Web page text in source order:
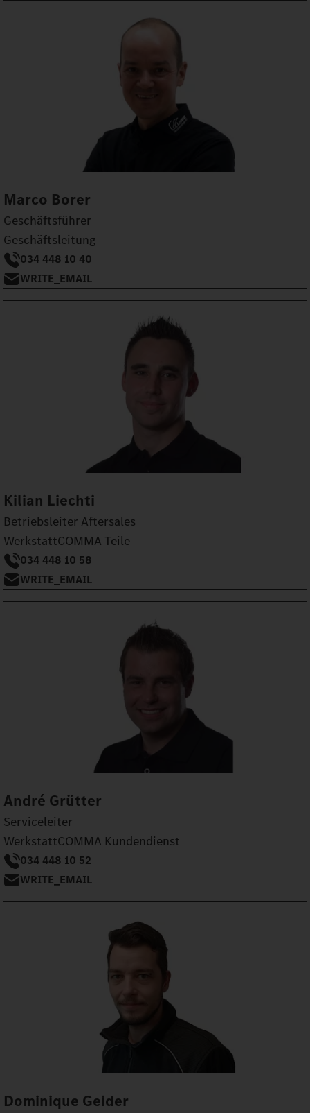
Marco Borer
Geschäftsführer
Geschäftsleitung
034 448 10 40
WRITE_EMAIL
Kilian Liechti
Betriebsleiter Aftersales
WerkstattCOMMA Teile
034 448 10 58
WRITE_EMAIL
André Grütter
Serviceleiter
WerkstattCOMMA Kundendienst
034 448 10 52
WRITE_EMAIL
Dominique Geider